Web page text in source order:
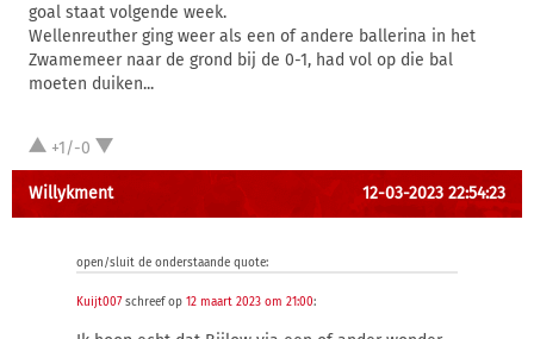
goal staat volgende week.
Wellenreuther ging weer als een of andere ballerina in het
Zwamemeer naar de grond bij de 0-1, had vol op die bal
moeten duiken...
+1/-0
Willykment 12-03-2023 22:54:23
open/sluit de onderstaande quote:
Kuijt007schreef op 12 maart 2023 om 21:00: